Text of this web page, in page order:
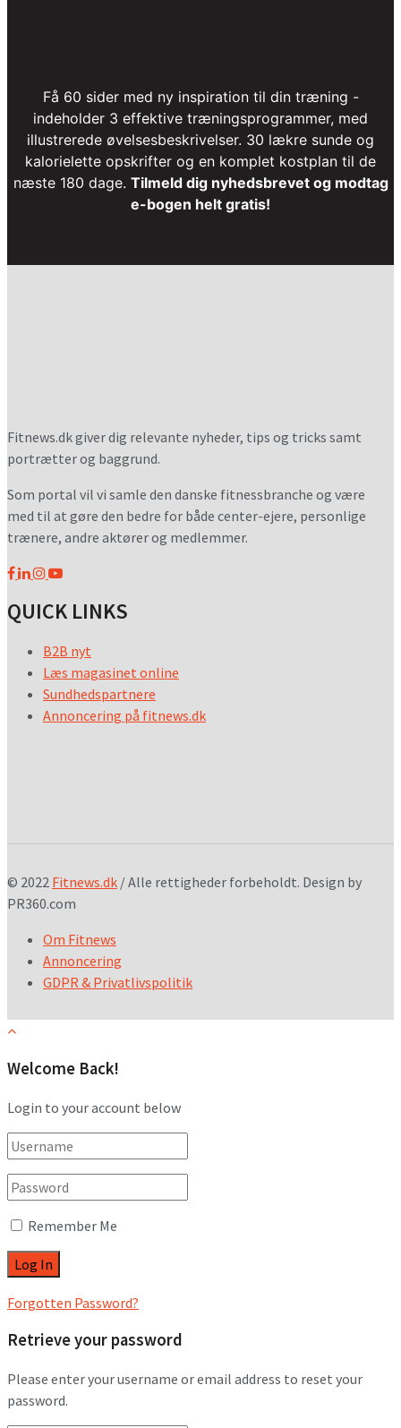
Få 60 sider med ny inspiration til din træning -
indeholder 3 effektive træningsprogrammer, med
illustrerede øvelsesbeskrivelser. 30 lækre sunde og
kalorielette opskrifter og en komplet kostplan til de
næste 180 dage. Tilmeld dig nyhedsbrevet og modtag
e-bogen helt gratis!
Fitnews.dk giver dig relevante nyheder, tips og tricks samt
portrætter og baggrund.
Som portal vil vi samle den danske fitnessbranche og være
med til at gøre den bedre for både center-ejere, personlige
trænere, andre aktører og medlemmer.
QUICK LINKS
B2B nyt
Læs magasinet online
Sundhedspartnere
Annoncering på fitnews.dk
© 2022 Fitnews.dk / Alle rettigheder forbeholdt. Design by
PR360.com
Om Fitnews
Annoncering
GDPR & Privatlivspolitik
Welcome Back!
Login to your account below
Remember Me
Forgotten Password?
Retrieve your password
Please enter your username or email address to reset your
password.